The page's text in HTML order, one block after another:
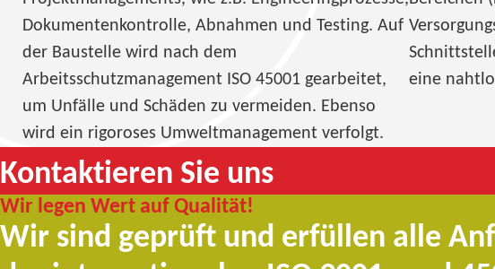
Dokumentenkontrolle, Abnahmen und Testing. Auf
der Baustelle wird nach dem
Arbeitsschutzmanagement ISO 45001 gearbeitet,
um Unfälle und Schäden zu vermeiden. Ebenso
wird ein rigoroses Umweltmanagement verfolgt.
eine
Kontaktieren Sie uns
Wir legen Wert auf Qualität!
Wir sind geprüft und erfüllen alle